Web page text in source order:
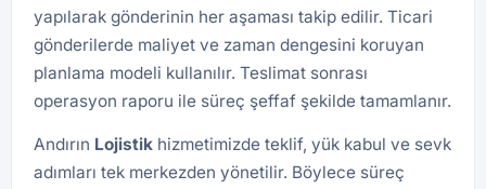
yapılarak gönderinin her aşaması takip edilir. Ticari
gönderilerde maliyet ve zaman dengesini koruyan
planlama modeli kullanılır. Teslimat sonrası
operasyon raporu ile süreç şeffaf şekilde tamamlanır.
Andırın Lojistik hizmetimizde teklif, yük kabul ve sevk
adımları tek merkezden yönetilir. Böylece süreç